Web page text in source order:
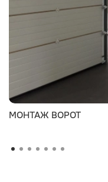
МОНТАЖ ВОРОТ